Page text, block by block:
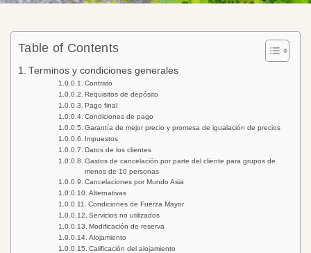
Table of Contents
Terminos y condiciones generales
Contrato
Requisitos de depósito
Pago final
Condiciones de pago
Garantía de mejor precio y promesa de igualación de precios
Impuestos
Datos de los clientes
Gastos de cancelación por parte del cliente para grupos de
menos de 10 personas
Cancelaciones por Mundo Asia
Alternativas
Condiciones de Fuerza Mayor
Servicios no utilizados
Modificación de reserva
Alojamiento
Calificación del alojamiento